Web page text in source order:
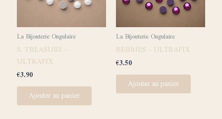
La Bijouterie Ongulaire
S. TREASURE –
ULTRAFIX
€3.90
Ajouter au panier
La Bijouterie Ongulaire
BERRIES – ULTRAFIX
€3.50
Ajouter au panier